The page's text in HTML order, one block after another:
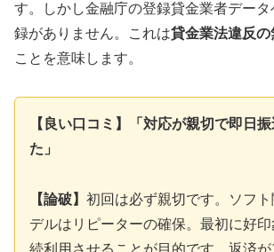
す。しかし金融庁の登録貸金業者デー
録がありません。これは貸金業法違反
ことを意味します。
【良い口コミ】「対応が親切で即日
た」
【論破】 初回は必ず親切です。ソフ
デルはリピーターの確保。最初に好
続利用させることが目的です。返済